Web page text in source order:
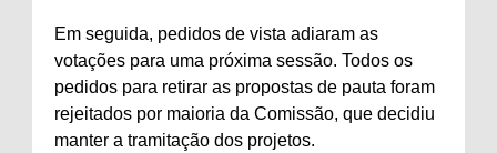
Em seguida, pedidos de vista adiaram as
votações para uma próxima sessão. Todos os
pedidos para retirar as propostas de pauta foram
rejeitados por maioria da Comissão, que decidiu
manter a tramitação dos projetos.